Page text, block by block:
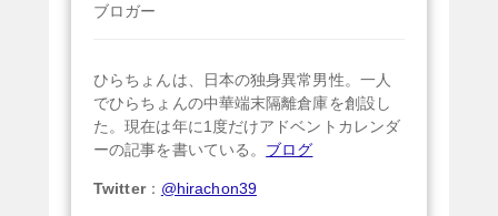
ブロガー
ひらちょんは、日本の独身異常男性。一人
でひらちょんの中華端末隔離倉庫を創設し
た。現在は年に1度だけアドベントカレンダ
ーの記事を書いている。 ブログ
Twitter： @hirachon39